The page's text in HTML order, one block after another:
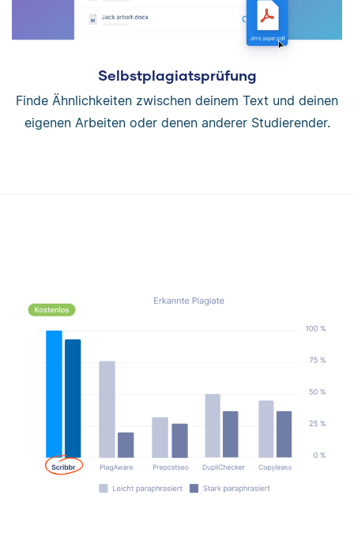
Selbstplagiatsprüfung
Finde Ähnlichkeiten zwischen deinem Text und deinen
eigenen Arbeiten oder denen anderer Studierender.